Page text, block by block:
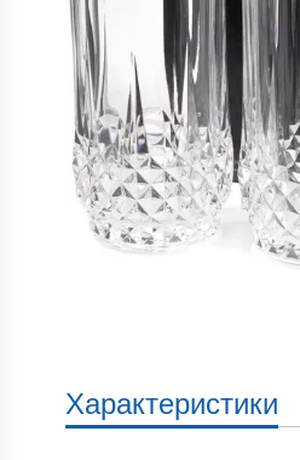
Характеристики